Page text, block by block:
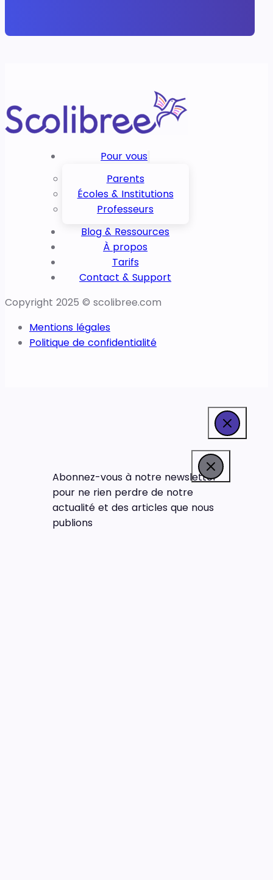
Pour vous
Parents
Écoles & Institutions
Professeurs
Blog & Ressources
À propos
Tarifs
Contact & Support
Copyright 2025 © scolibree.com
Mentions légales
Politique de confidentialité
Abonnez-vous à notre newsletter
pour ne rien perdre de notre
actualité et des articles que nous
publions